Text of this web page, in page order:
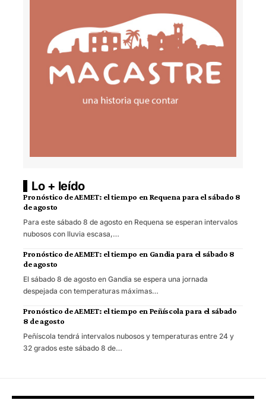
Lo + leído
Pronóstico de AEMET: el tiempo en Requena para el sábado 8
de agosto
Para este sábado 8 de agosto en Requena se esperan intervalos
nubosos con lluvia escasa,…
Pronóstico de AEMET: el tiempo en Gandia para el sábado 8
de agosto
El sábado 8 de agosto en Gandia se espera una jornada
despejada con temperaturas máximas…
Pronóstico de AEMET: el tiempo en Peñíscola para el sábado
8 de agosto
Peñíscola tendrá intervalos nubosos y temperaturas entre 24 y
32 grados este sábado 8 de…